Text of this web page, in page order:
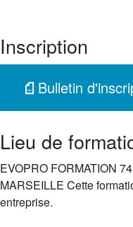
Inscription
Bulletin
Lieu de
EVOPRO FORMATION
MARSEILLE Cette
entreprise.